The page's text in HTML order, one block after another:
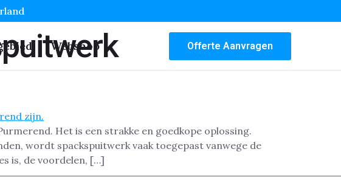
Webshop Offerte Aanvragen
Het is een strakke en goedkope oplossing.
wordt spackspuitwerk vaak toegepast vanwege de
is, de voordelen, […]